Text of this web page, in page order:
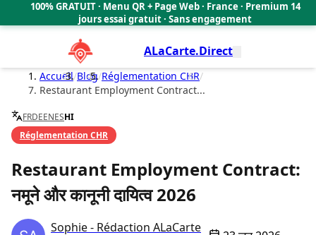
100% GRATUIT · Menu QR + Page Web · France · Premium 14
jours essai gratuit · Sans engagement
ALaCarte.Direct
Accueil/Blog/Réglementation CHR/
Restaurant Employment Contract...
FRDEENESHI
Réglementation CHR
Restaurant Employment Contract:
नमूने और कानूनी दायित्व 2026
Sophie - Rédaction ALaCarte